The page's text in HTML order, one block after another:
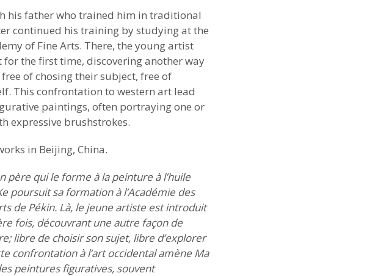
his father who trained him in traditional
continued his training by studying at the
of Fine Arts. There, the young artist
the first time, discovering another way
of chosing their subject, free of
This confrontation to western art lead
paintings, often portraying one or
expressive brushstrokes.
in Beijing, China.
père qui le forme à la peinture à l’huile
poursuit sa formation à l’Académie des
de Pékin. Là, le jeune artiste est introduit
fois, découvrant une autre façon de
libre de choisir son sujet, libre d’explorer
confrontation à l’art occidental amène Ma
peintures figuratives, souvent